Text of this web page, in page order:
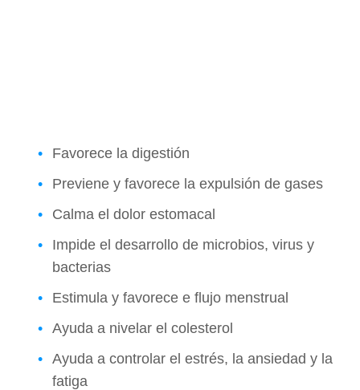
Favorece la digestión
Previene y favorece la expulsión de gases
Calma el dolor estomacal
Impide el desarrollo de microbios, virus y
bacterias
Estimula y favorece e flujo menstrual
Ayuda a nivelar el colesterol
Ayuda a controlar el estrés, la ansiedad y la
fatiga